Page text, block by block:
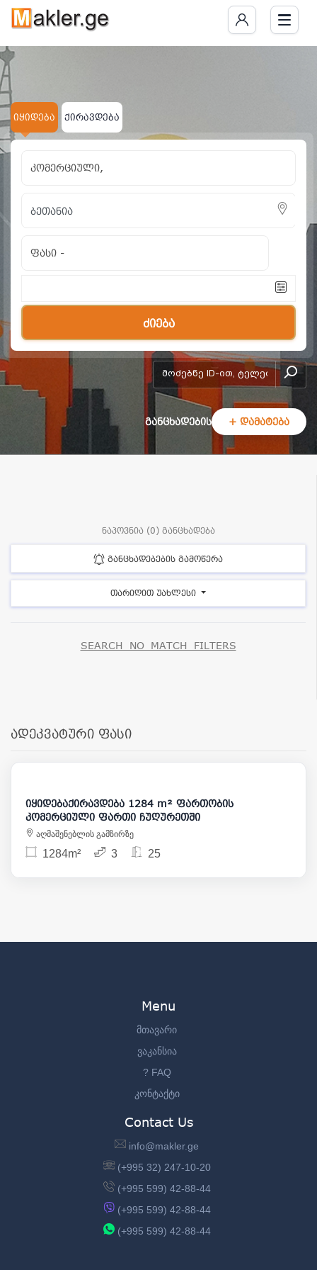
იყიდება ქირავდება
კომერციული,
ფასი -
ძიება
add-form
განცხადების + დამატება
ნაპოვნია (0) განცხადება
განცხადებების გამოწერა
თარიღით უახლესი
SEARCH_NO_MATCH_FILTERS
ადეკვატური ფასი
5 000 000
იყიდებაქირავდება 1284 m² ფართობის
კომერციული ფართი ჩუღურეთში
აღმაშენებლის გამზირზე
1284m² 3 25
Menu
მთავარი
ვაკანსია
? FAQ
კონტაქტი
Contact Us
info@makler.ge
(+995 32) 247-10-20
(+995 599) 42-88-44
(+995 599) 42-88-44
(+995 599) 42-88-44